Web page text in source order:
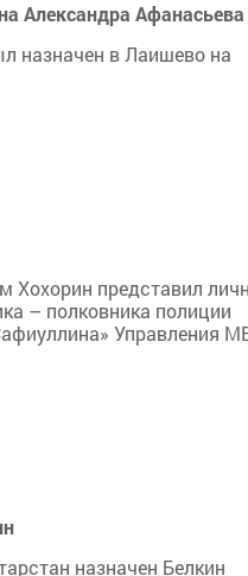
Александра Афанасьева
назначен в Лаишево на
Хохорин представил
– полковника полиции
Управления
назначен Белкин